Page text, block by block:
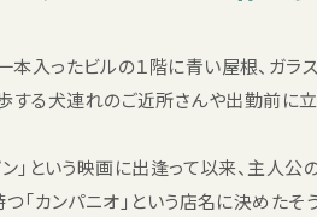
入ったビルの１階に青い屋根、ガ
する犬連れのご近所さんや出勤前に
という映画に出逢って以来、主人公
「カンパニオ」という店名に決めた